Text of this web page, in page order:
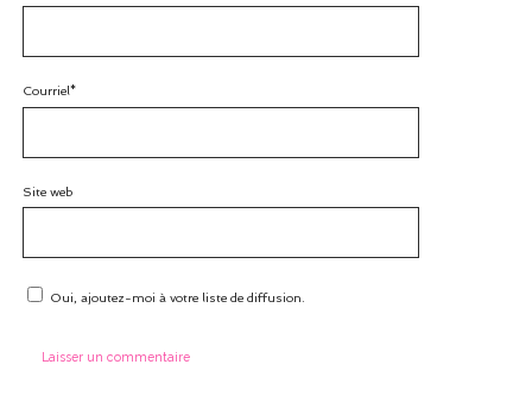
Courriel*
Site web
Oui, ajoutez-moi à votre liste de diffusion.